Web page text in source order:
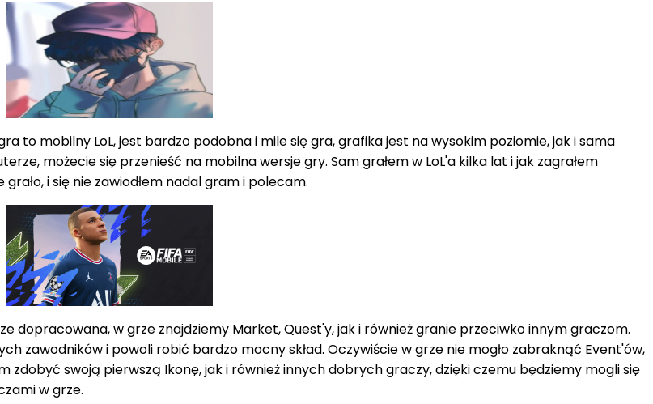
to mobilny LoL, jest bardzo podobna i mile się gra, grafika jest na wysokim poziomie, jak i sama
możecie się przenieść na mobilna wersje gry. Sam grałem w LoL'a kilka lat i jak zagrałem
i się nie zawiodłem nadal gram i polecam.
dopracowana, w grze znajdziemy Market, Quest'y, jak i również granie przeciwko innym graczom.
zawodników i powoli robić bardzo mocny skład. Oczywiście w grze nie mogło zabraknąć Event'ów,
swoją pierwszą Ikonę, jak i również innych dobrych graczy, dzięki czemu będziemy mogli się
w grze.